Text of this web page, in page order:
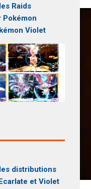
Raids
Pokémon
Violet
distributions
et Violet